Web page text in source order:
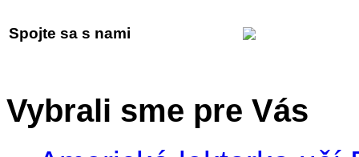
Spojte sa s nami
Vybrali sme pre Vás